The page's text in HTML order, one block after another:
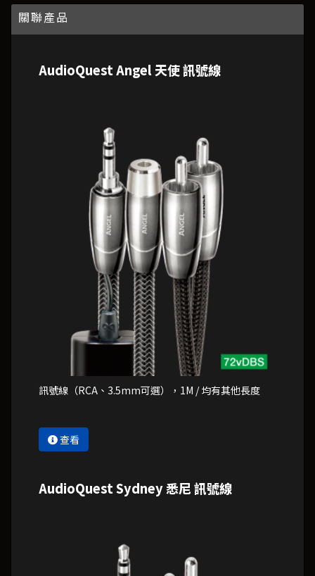
關聯產品
訊號線（RCA、3.5mm可選），1M / 均有其他長度
查看
AudioQuest Angel 天使 訊號線
AudioQuest Sydney 悉尼 訊號線